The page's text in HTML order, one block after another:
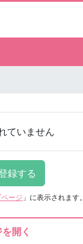
ていません
ページ 」に表示されます。
開く